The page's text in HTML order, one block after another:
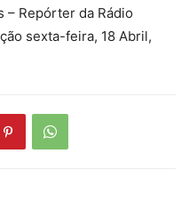
– Repórter da Rádio
sexta-feira, 18 Abril,